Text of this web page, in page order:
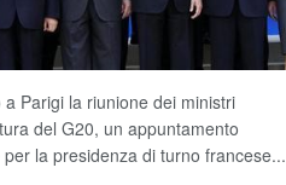
a Parigi la riunione dei ministri
del G20, un appuntamento
la presidenza di turno francese...